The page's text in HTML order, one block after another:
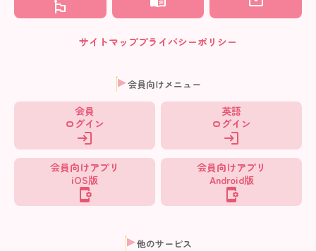
サイトマッププライバシーポリシー
会員向けメニュー
会員
ログイン
英語
ログイン
会員向けアプリ
iOS版
会員向けアプリ
Android版
他のサービス